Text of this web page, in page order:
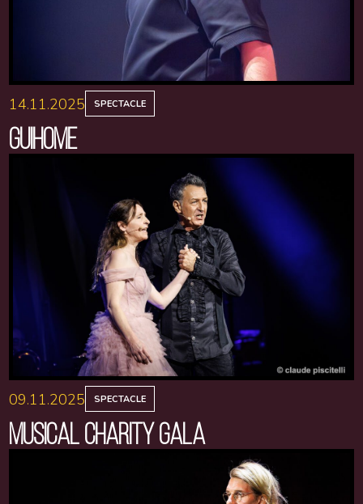
14.11.2025 SPECTACLE
GUIHOME
09.11.2025 SPECTACLE
MUSICAL CHARITY GALA